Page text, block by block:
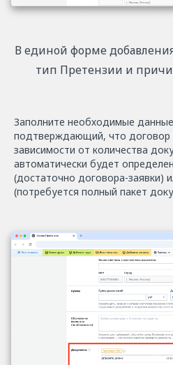
В единой форме
тип Претензии и
Заполните необходимые
подтверждающий, что договор
зависимости от количества
автоматически будет
(достаточно договора-заявки)
(потребуется полный пакет